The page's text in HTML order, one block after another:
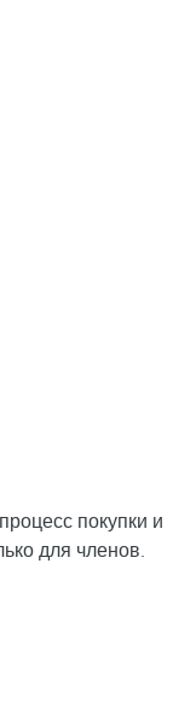
покупки и
для членов.